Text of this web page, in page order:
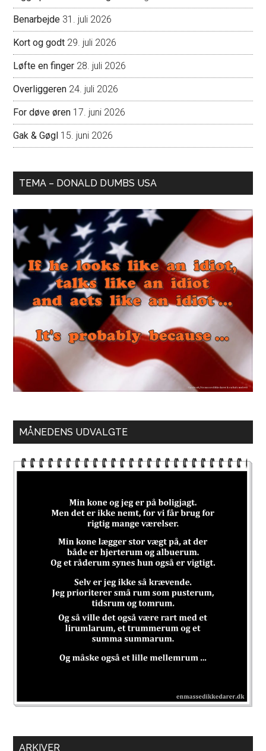
Benarbejde 31. juli 2026
Kort og godt 29. juli 2026
Løfte en finger 28. juli 2026
Overliggeren 24. juli 2026
For døve øren 17. juni 2026
Gak & Gøgl 15. juni 2026
TEMA – DONALD DUMBS USA
MÅNEDENS UDVALGTE
ARKIVER